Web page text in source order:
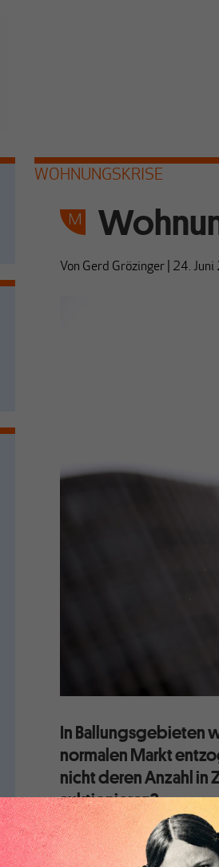
WOHNUNGSKRISE
Von Gerd Grözinger 24.
In Ballungsgebieten
normalen Markt
nicht deren Anzahl in
auktionieren?
Zugegeben, ich habe in
gewohnt. Teilweise war